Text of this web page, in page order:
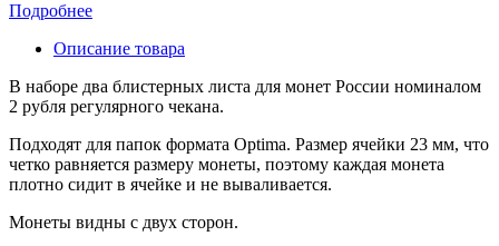
Подробнее
Описание товара
В наборе два блистерных листа для монет России номиналом
2 рубля регулярного чекана.
Подходят для папок формата Optima. Размер ячейки 23 мм, что
четко равняется размеру монеты, поэтому каждая монета
плотно сидит в ячейке и не вываливается.
Монеты видны с двух сторон.